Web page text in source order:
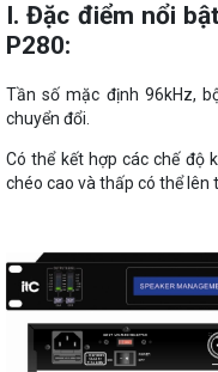
I. Đặc điểm nổi
P280:
Tần số mặc định 96kHz,
chuyển đổi.
Có thể kết hợp các chế độ
chéo cao và thấp có thể lên